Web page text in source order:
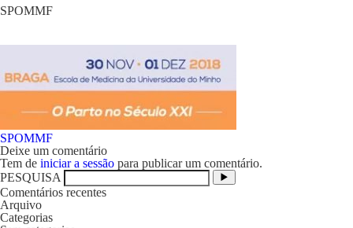
SPOMMF
Navegação
de
artigos
SPOMMF
Deixe um comentário
Tem de iniciar a sessão para publicar um comentário.
PESQUISA
Comentários recentes
Arquivo
Categorias